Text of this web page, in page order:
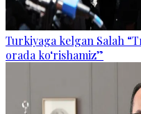
Turkiyaga kelgan Salah
orada ko‘rishamiz”